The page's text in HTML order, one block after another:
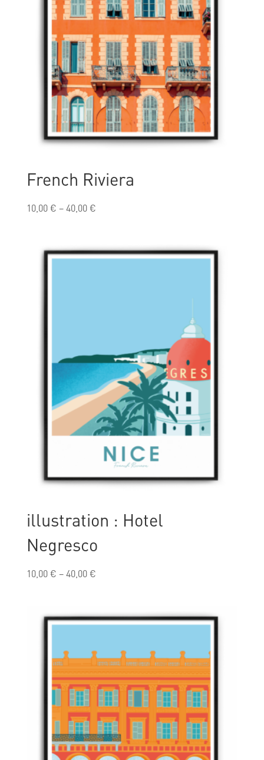
French Riviera
10,00€ –40,00€
illustration : Hotel
Negresco
10,00€ –40,00€